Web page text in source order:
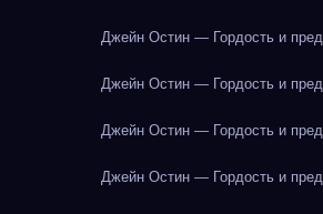
Джейн Остин — Гордость и
Джейн Остин — Гордость и
Джейн Остин — Гордость и
Джейн Остин — Гордость и